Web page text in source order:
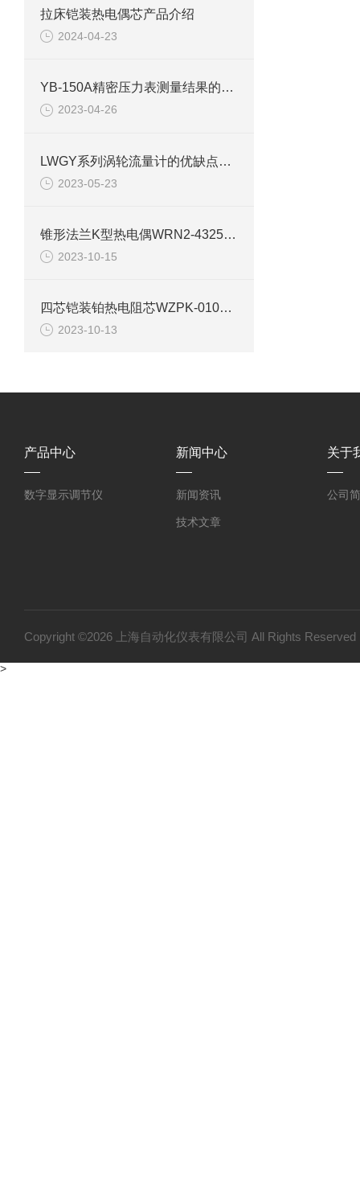
拉床铠装热电偶芯产品介绍
2024-04-23
YB-150A精密压力表测量结果的不确定度评定
2023-04-26
LWGY系列涡轮流量计的优缺点与应用注意事项
2023-05-23
锥形法兰K型热电偶WRN2-4325详细介绍
2023-10-15
四芯铠装铂热电阻芯WZPK-010产品特点及原理
2023-10-13
产品中心
数字显示调节仪
新闻中心
新闻资讯
技术文章
关于
公司
Copyright ©2026 上海自动化仪表有限公司 All Rights
>